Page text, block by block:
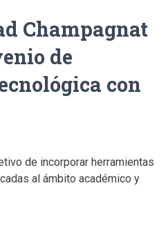
Champagnat
de
con
de incorporar herramientas
al ámbito académico y